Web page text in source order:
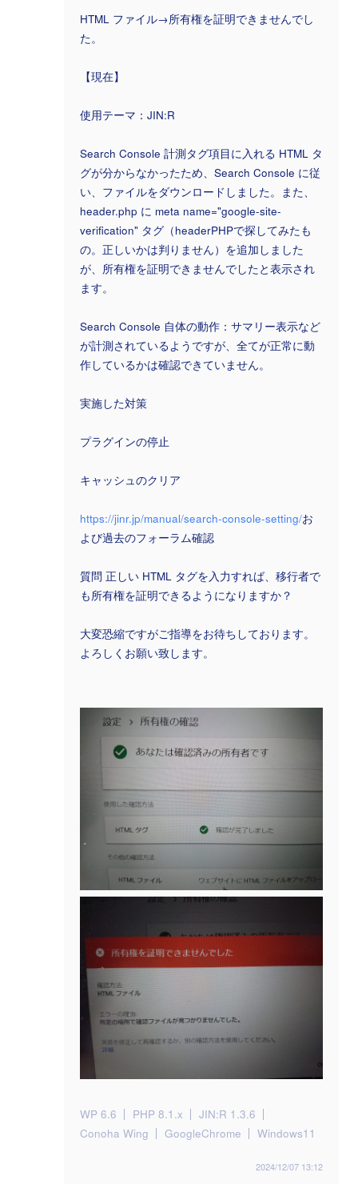
HTML ファイル→所有権を証明できませんでし
た。
【現在】
使用テーマ：JIN:R
Search Console 計測タグ項目に入れる HTML タ
グが分からなかったため、Search Console に従
い、ファイルをダウンロードしました。また、
header.php に meta name="google-site-
verification" タグ（headerPHPで探してみたも
の。正しいかは判りません）を追加しました
が、所有権を証明できませんでしたと表示され
ます。
Search Console 自体の動作：サマリー表示など
が計測されているようですが、全てが正常に動
作しているかは確認できていません。
実施した対策
プラグインの停止
キャッシュのクリア
https://jinr.jp/manual/search-console-setting/お
よび過去のフォーラム確認
質問 正しい HTML タグを入力すれば、移行者で
も所有権を証明できるようになりますか？
大変恐縮ですがご指導をお待ちしております。
よろしくお願い致します。
WP 6.6 PHP 8.1.x
JIN:R 1.3.6
Conoha Wing
GoogleChrome Windows11
2024/12/07 13:12